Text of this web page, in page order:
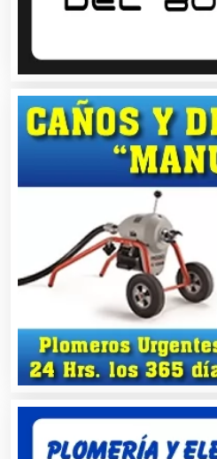
Arquitectos
Artes Gráficas
Artesanías
Artículos de Oficina
Artículos de Piel
Artículos Deportivos